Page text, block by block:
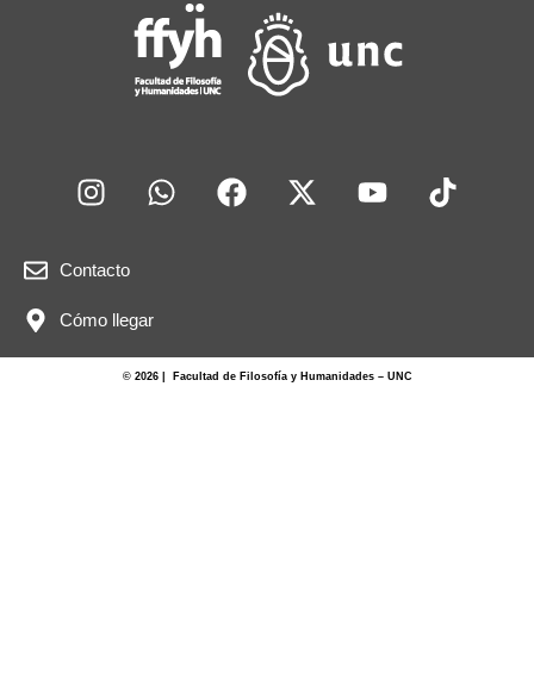
Contacto
Cómo llegar
© 2026 | Facultad de Filosofía y Humanidades – UNC